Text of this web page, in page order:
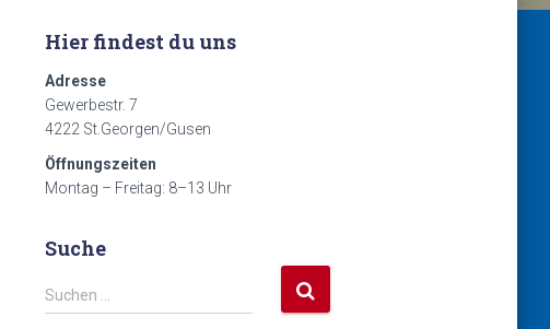
Hier findest du uns
Adresse
Gewerbestr. 7
4222 St.Georgen/Gusen
Öffnungszeiten
Montag – Freitag: 8–13 Uhr
Suche
S
u
Suchen …